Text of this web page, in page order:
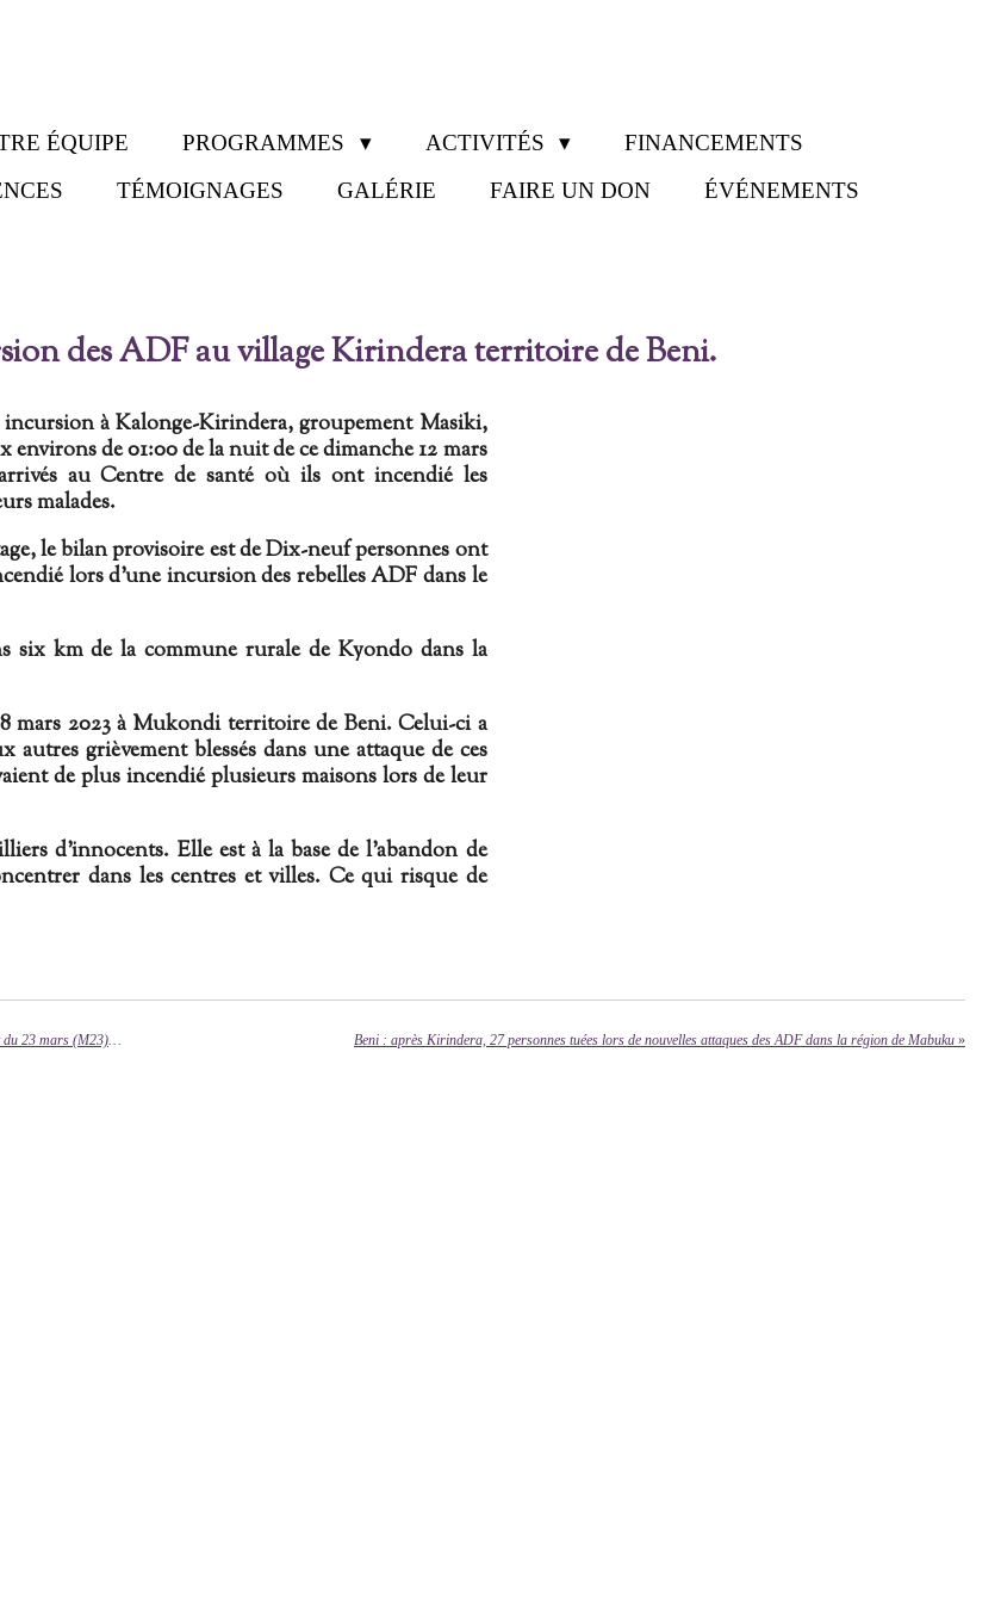
ÉQUIPE PROGRAMMES ACTIVITÉS
FINANCEMENTS
TÉMOIGNAGES GALÉRIE FAIRE UN DON
ÉVÉNEMENTS
des ADF au village Kirindera territoire de Beni.
à Kalonge-Kirindera, groupement Masiki,
de 01:00 de la nuit de ce dimanche 12 mars
au Centre de santé où ils ont incendié les
malades.
le bilan provisoire est de Dix-neuf personnes ont
lors d'une incursion des rebelles ADF dans le
six km de la commune rurale de Kyondo dans la
mars 2023 à Mukondi territoire de Beni. Celui-ci a
grièvement blessés dans une attaque de ces
de plus incendié plusieurs maisons lors de leur
d'innocents. Elle est à la base de l'abandon de
dans les centres et villes. Ce qui risque de
M​asisi​ : ​trois​ civils tués et ​quatre​ autres blessés ​lors ​des bombardements aveugles du mouvement du 23 mars (M23) à Sake au Nord-Kivu​.​ Beni : après Kirindera, 27 personnes tuées lors de nouvelles attaques des ADF dans la région de Mabuku »